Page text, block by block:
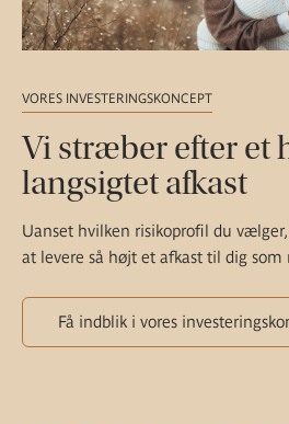
VORES INVESTERINGSKONCEPT
Vi stræber efter et
langsigtet afkast
Uanset hvilken risikoprofil du
at levere så højt et afkast til dig som
Få indblik i vores